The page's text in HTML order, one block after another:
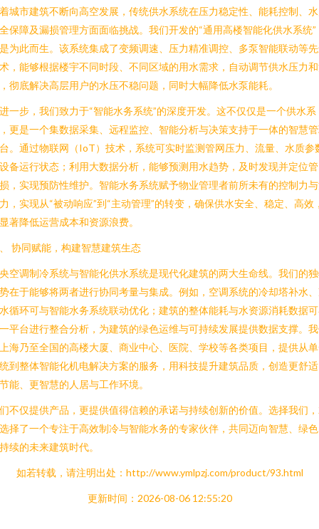
城市建筑不断向高空发展，传统供水系统在压力稳定性、能耗控制、
保障及漏损管理方面面临挑战。我们开发的“通用高楼智能化供水系统”
为此而生。该系统集成了变频调速、压力精准调控、多泵智能联动等
，能够根据楼宇不同时段、不同区域的用水需求，自动调节供水压力
彻底解决高层用户的水压不稳问题，同时大幅降低水泵能耗。
一步，我们致力于“智能水务系统”的深度开发。这不仅仅是一个供水系
更是一个集数据采集、远程监控、智能分析与决策支持于一体的智慧
。通过物联网（IoT）技术，系统可实时监测管网压力、流量、水质参
备运行状态；利用大数据分析，能够预测用水趋势，及时发现并定位
，实现预防性维护。智能水务系统赋予物业管理者前所未有的控制力
，实现从“被动响应”到“主动管理”的转变，确保供水安全、稳定、高效
著降低运营成本和资源浪费。
协同赋能，构建智慧建筑生态
空调制冷系统与智能化供水系统是现代化建筑的两大生命线。我们的
在于能够将两者进行协同考量与集成。例如，空调系统的冷却塔补水
循环可与智能水务系统联动优化；建筑的整体能耗与水资源消耗数据
平台进行整合分析，为建筑的绿色运维与可持续发展提供数据支撑。
海乃至全国的高楼大厦、商业中心、医院、学校等各类项目，提供从
到整体智能化机电解决方案的服务，用科技提升建筑品质，创造更舒
能、更智慧的人居与工作环境。
不仅提供产品，更提供值得信赖的承诺与持续创新的价值。选择我们
择了一个专注于高效制冷与智能水务的专家伙伴，共同迈向智慧、绿
续的未来建筑时代。
如若转载，请注明出处：http://www.ymlpzj.com/product/93.html
更新时间：2026-08-06 12:55:20